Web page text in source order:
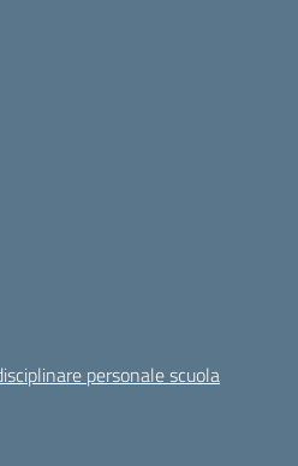
personale scuola